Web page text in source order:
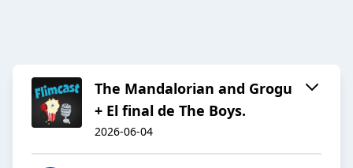
The Mandalorian and Grogu
+ El final de The Boys.
2026-06-04